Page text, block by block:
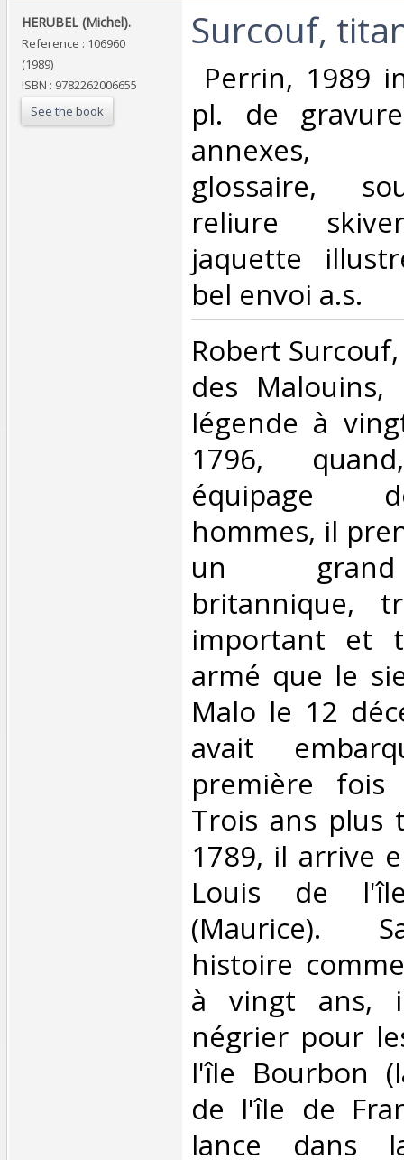
‎HERUBEL (Michel).‎
Reference : 106960
(1989)
ISBN : 9782262006655
See the book
‎Surcouf,
Perrin, 1989
pl. de
annexes,
glossaire,
reliure
jaquette
bel envoi a.s.‎
‎Robert
des
légende à
1796,
équipage
hommes, il
un grand
britannique,
important et
armé que le
Malo le 12
avait
première
Trois ans plus
1789, il arrive
Louis de
(Maurice).
histoire
à vingt ans,
négrier pour
l'île Bourbon
de l'île de
lance dans